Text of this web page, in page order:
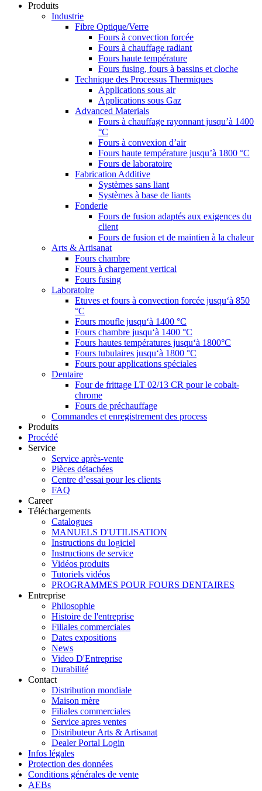
Produits
Industrie
Fibre Optique/Verre
Fours à convection forcée
Fours à chauffage radiant
Fours haute température
Fours fusing, fours à bassins et cloche
Technique des Processus Thermiques
Applications sous air
Applications sous Gaz
Advanced Materials
Fours à chauffage rayonnant jusqu’à 1400
°C
Fours à convexion d’air
Fours haute température jusqu’à 1800 °C
Fours de laboratoire
Fabrication Additive
Systèmes sans liant
Systèmes à base de liants
Fonderie
Fours de fusion adaptés aux exigences du
client
Fours de fusion et de maintien à la chaleur
Arts & Artisanat
Fours chambre
Fours à chargement vertical
Fours fusing
Laboratoire
Etuves et fours à convection forcée jusqu‘à 850
°C
Fours moufle jusqu‘à 1400 °C
Fours chambre jusqu‘à 1400 °C
Fours hautes températures jusqu‘à 1800°C
Fours tubulaires jusqu‘à 1800 °C
Fours pour applications spéciales
Dentaire
Four de frittage LT 02/13 CR pour le cobalt-
chrome
Fours de préchauffage
Commandes et enregistrement des process
Produits
Procédé
Service
Service après-vente
Pièces détachées
Centre d’essai pour les clients
FAQ
Career
Téléchargements
Catalogues
MANUELS D'UTILISATION
Instructions du logiciel
Instructions de service
Vidéos produits
Tutoriels vidéos
PROGRAMMES POUR FOURS DENTAIRES
Entreprise
Philosophie
Histoire de l'entreprise
Filiales commerciales
Dates expositions
News
Video D'Entreprise
Durabilité
Contact
Distribution mondiale
Maison mère
Filiales commerciales
Service apres ventes
Distributeur Arts & Artisanat
Dealer Portal Login
Infos légales
Protection des données
Conditions générales de vente
AEBs